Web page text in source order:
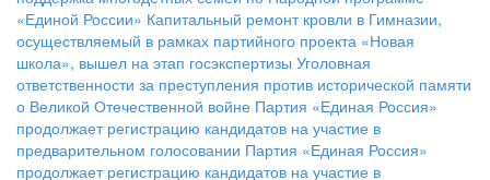
«Единой России» Капитальный ремонт кровли в Гимназии,
осуществляемый в рамках партийного проекта «Новая
школа», вышел на этап госэкспертизы Уголовная
ответственности за преступления против исторической памяти
о Великой Отечественной войне Партия «Единая Россия»
продолжает регистрацию кандидатов на участие в
предварительном голосовании Партия «Единая Россия»
продолжает регистрацию кандидатов на участие в